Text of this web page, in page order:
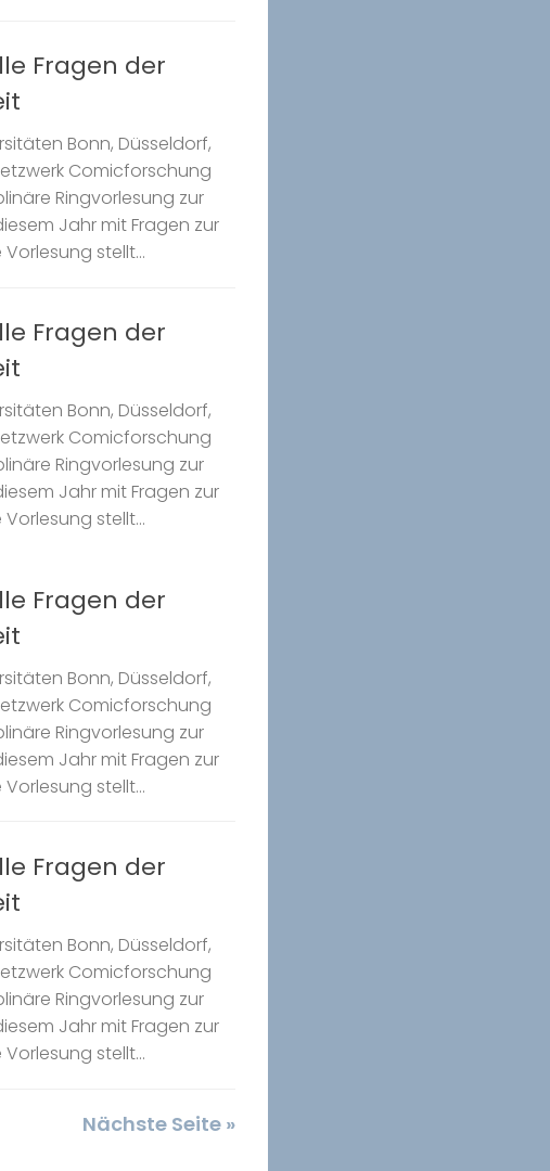
Fragen der
Bonn, Düsseldorf,
Comicforschung
Ringvorlesung zur
Jahr mit Fragen zur
stellt...
Fragen der
Bonn, Düsseldorf,
Comicforschung
Ringvorlesung zur
Jahr mit Fragen zur
stellt...
Fragen der
Bonn, Düsseldorf,
Comicforschung
Ringvorlesung zur
Jahr mit Fragen zur
stellt...
Fragen der
Bonn, Düsseldorf,
Comicforschung
Ringvorlesung zur
Jahr mit Fragen zur
stellt...
Nächste Seite »